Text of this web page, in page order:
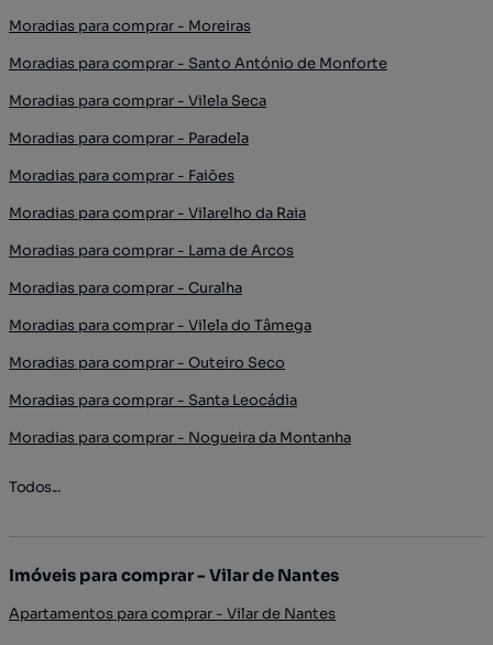
Moradias para comprar - Moreiras
Moradias para comprar - Santo António de Monforte
Moradias para comprar - Vilela Seca
Moradias para comprar - Paradela
Moradias para comprar - Faiões
Moradias para comprar - Vilarelho da Raia
Moradias para comprar - Lama de Arcos
Moradias para comprar - Curalha
Moradias para comprar - Vilela do Tâmega
Moradias para comprar - Outeiro Seco
Moradias para comprar - Santa Leocádia
Moradias para comprar - Nogueira da Montanha
Todos...
Imóveis para comprar - Vilar de Nantes
Apartamentos para comprar - Vilar de Nantes